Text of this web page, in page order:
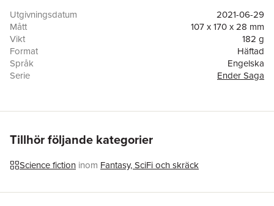
strange and frightening...again, humans die. And it is only the
Speaker for the Dead, who is also Ender Wiggin the Xenocide,
who has the courage to confront the mystery...and the truth.THE
ENDER UNIVERSEEnder seriesEnder’s Game / Ender in Exile /
Speaker for the Dead / Xenocide / Children of the MindEnder’s
Shadow seriesEnder’s Shadow / Shadow of the Hegemon /
Johnston)Earth Unaware / Earth Afire / Earth AwakensThe
HiveEnder novellasA War of Gifts /First Meetings
Utgivningsdatum
2021-06-29
Mått
107 x 170 x 28 mm
Vikt
182 g
Format
Häftad
Språk
Engelska
Serie
Ender Saga
ISBN
9781250773050
Tillhör följande kategorier
Science fiction inom Fantasy, SciFi och skräck